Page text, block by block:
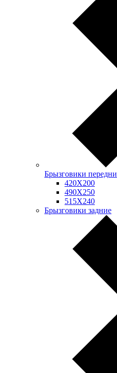
Брызговики передни
420Х200
490Х250
515Х240
Брызговики задние